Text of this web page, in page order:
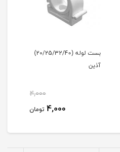
بست لوله (20/25/32/40)
آذین
4,000
4,000 تومان